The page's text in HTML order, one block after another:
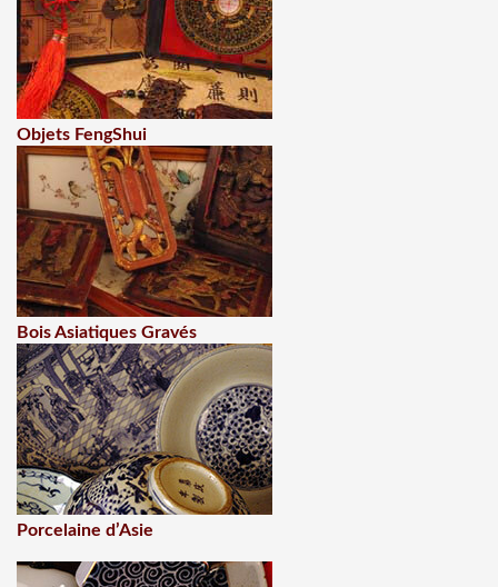
Objets FengShui
Bois Asiatiques Gravés
Porcelaine d’Asie